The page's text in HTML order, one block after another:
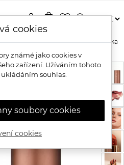
shopping_bagfavorite_bordersearch
person
Inika Organic Bio veganská rtěnka
cookies
známé jako cookies v
zařízení. Užíváním tohoto
souhlas.
soubory cookies
cookies